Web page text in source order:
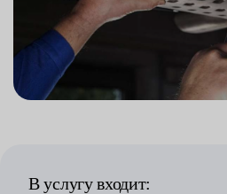
В услугу входит: